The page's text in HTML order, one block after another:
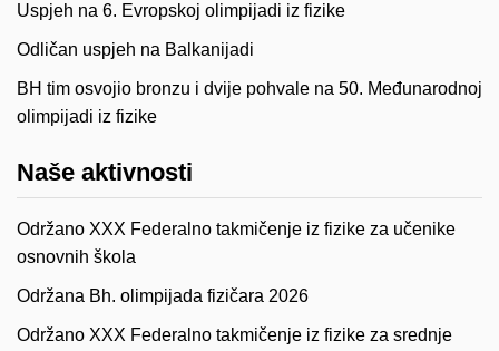
Uspjeh na 6. Evropskoj olimpijadi iz fizike
Odličan uspjeh na Balkanijadi
BH tim osvojio bronzu i dvije pohvale na 50. Međunarodnoj
olimpijadi iz fizike
Naše aktivnosti
Održano XXX Federalno takmičenje iz fizike za učenike
osnovnih škola
Održana Bh. olimpijada fizičara 2026
Održano XXX Federalno takmičenje iz fizike za srednje